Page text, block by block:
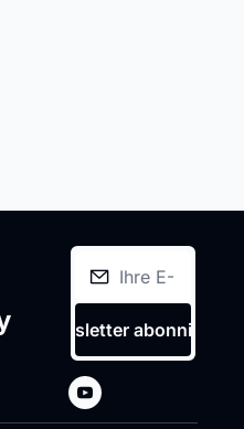
Newsletter abonnieren